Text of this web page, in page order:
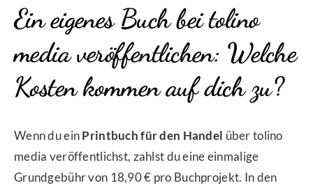
Ein eigenes Buch bei tolino
media veröffentlichen: Welche
Kosten kommen auf dich zu?
Wenn du einPrintbuch für den Handel über tolino
media veröffentlichst, zahlst du eine einmalige
Grundgebühr von 18,90 € pro Buchprojekt. In den